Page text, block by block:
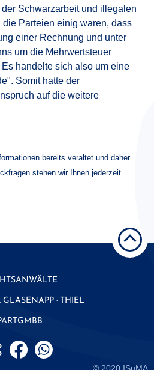
Schwarzarbeit und illegalen
Parteien einig waren, dass
einer Rechnung und unter
um die Mehrwertsteuer
handelte sich also um eine
Somit hatte der
auf die weitere
bereits veraltet und daher
stehen wir Ihnen jederzeit
GLASENAPP · THIEL
© 2020 ISuMA